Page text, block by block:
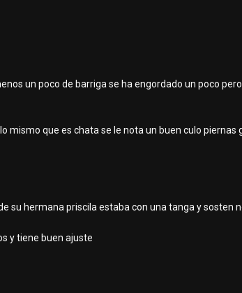
un poco de barriga se ha engordado un poco
mismo que es chata se le nota un buen culo piernas
su hermana priscila estaba con una tanga y sosten
y tiene buen ajuste